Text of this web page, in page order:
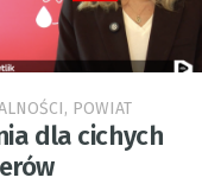
POWIAT
dla cichych